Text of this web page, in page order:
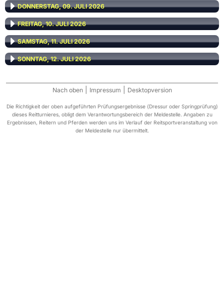
DONNERSTAG, 09. JULI 2026
FREITAG, 10. JULI 2026
SAMSTAG, 11. JULI 2026
SONNTAG, 12. JULI 2026
Nach oben Impressum Desktopversion
Die Richtigkeit der oben aufgeführten Prüfungsergebnisse (Dressur oder Springprüfung)
dieses Reitturnieres, obligt dem Verantwortungsbereich der Meldestelle. Angaben zu
Ergebnissen, Reitern und Pferden werden uns im Verlauf der Reitsportveranstaltung von
der Meldestelle nur übermittelt.